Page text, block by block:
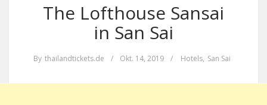
The Lofthouse Sansai
in San Sai
By thailandtickets.de / Okt. 14, 2019 / Hotels, San Sai